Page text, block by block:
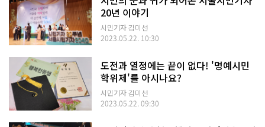
20년 이야기
시민기자 김미선
2023.05.22. 10:30
도전과 열정에는 끝이 없다! '명예시민
학위제'를 아시나요?
시민기자 김미선
2023.05.22. 09:30